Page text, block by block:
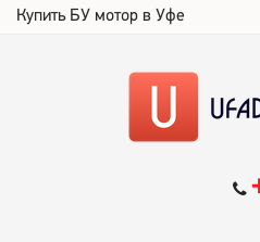
Купить БУ мотор в Уфе